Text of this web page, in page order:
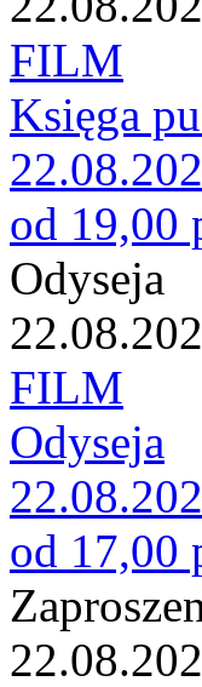
FILM
Księga
od 19,00
Odyseja
FILM
Odyseja
od 17,00